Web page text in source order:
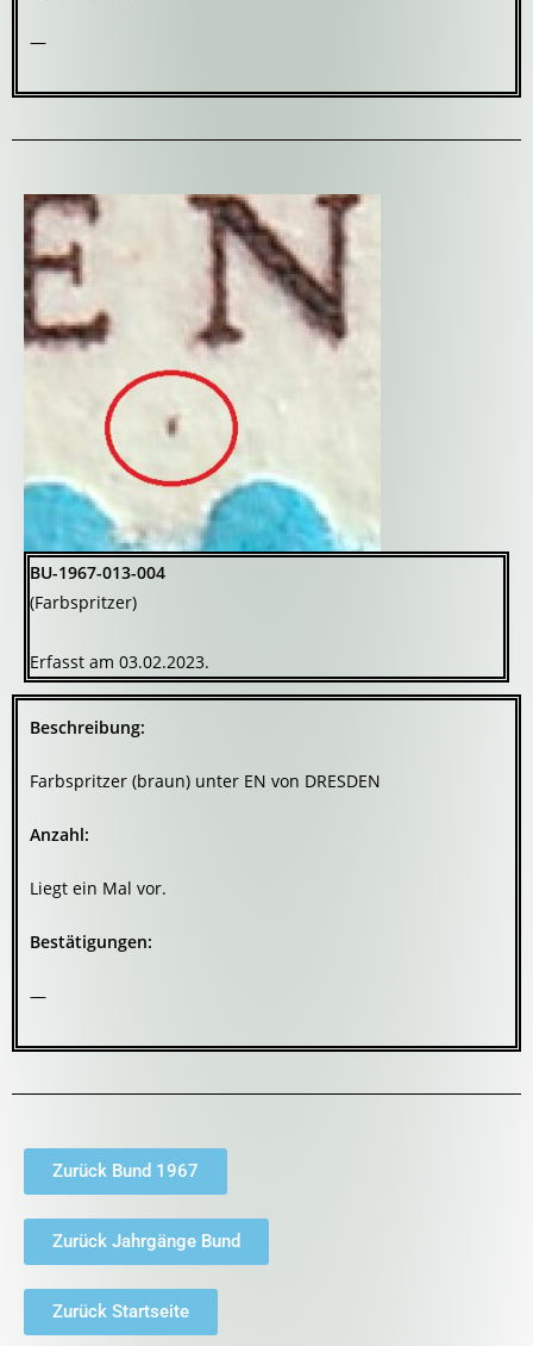
—
BU-1967-013-004
(Farbspritzer)
Erfasst am 03.02.2023.
Beschreibung:
Farbspritzer (braun) unter EN von DRESDEN
Anzahl:
Liegt ein Mal vor.
Bestätigungen:
—
Zurück Bund 1967
Zurück Jahrgänge Bund
Zurück Startseite